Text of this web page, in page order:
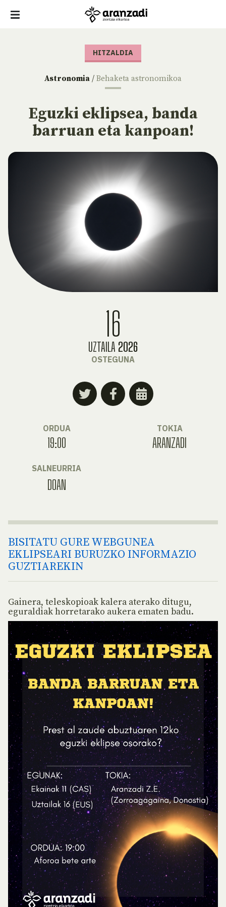
HITZALDIA
Astronomia / Behaketa astronomikoa
Eguzki eklipsea, banda
barruan eta kanpoan!
16
UZTAILA 2026
OSTEGUNA
ORDUA
19:00
TOKIA
ARANZADI
SALNEURRIA
DOAN
BISITATU GURE WEBGUNEA
EKLIPSEARI BURUZKO INFORMAZIO
GUZTIAREKIN
Gainera, teleskopioak kalera aterako ditugu,
eguraldiak horretarako aukera ematen badu.